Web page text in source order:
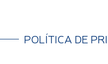
POLÍTICA DE